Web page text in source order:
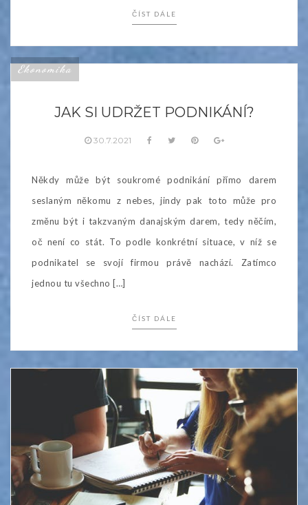
ČÍST DÁLE
Ekonomika
JAK SI UDRŽET PODNIKÁNÍ?
30.7.2021
Někdy může být soukromé podnikání přímo darem
seslaným někomu z nebes, jindy pak toto může pro
změnu být i takzvaným danajským darem, tedy něčím,
oč není co stát. To podle konkrétní situace, v níž se
podnikatel se svojí firmou právě nachází. Zatímco
jednou tu všechno […]
ČÍST DÁLE